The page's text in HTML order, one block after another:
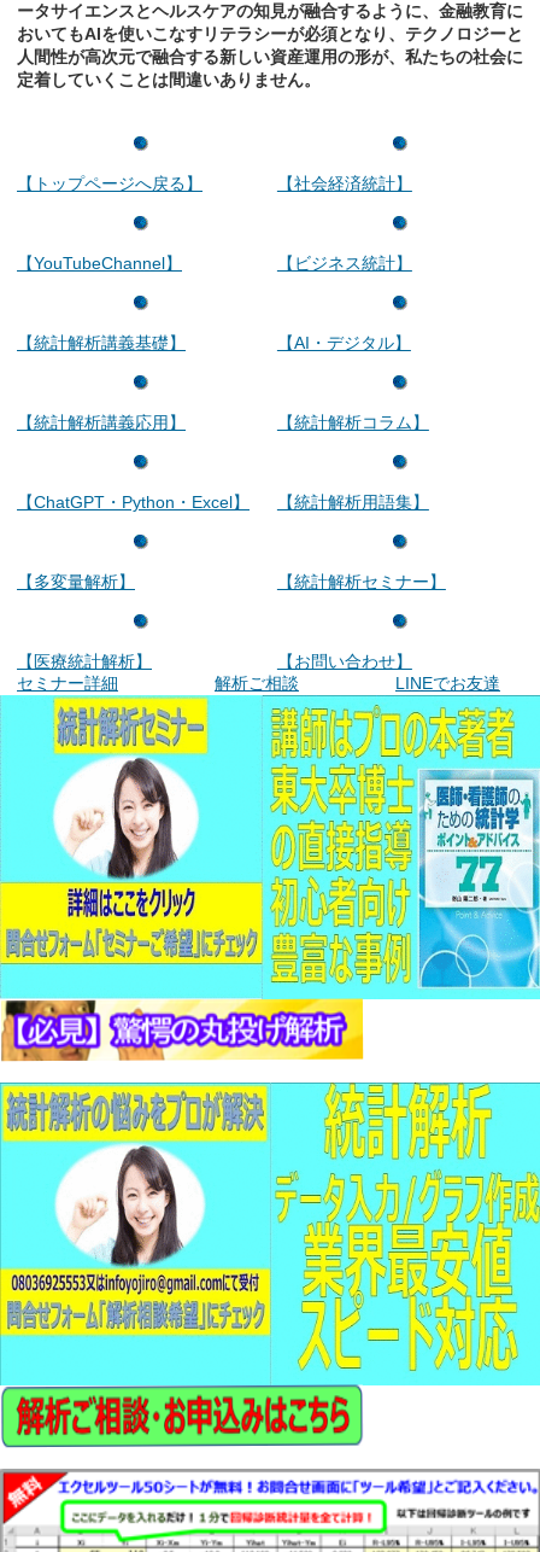
ータサイエンスとヘルスケアの知見が融合するように、金融教育に
おいてもAIを使いこなすリテラシーが必須となり、テクノロジーと
人間性が高次元で融合する新しい資産運用の形が、私たちの社会に
定着していくことは間違いありません。
【トップページへ戻る】
【YouTubeChannel】
【統計解析講義基礎】
【統計解析講義応用】
【ChatGPT・Python・Excel】
【多変量解析】
【医療統計解析】
【社会経済統計】
【ビジネス統計】
【AI・デジタル】
【統計解析コラム】
【統計解析用語集】
【統計解析セミナー】
【お問い合わせ】
セミナー詳細
解析ご相談 LINEでお友達